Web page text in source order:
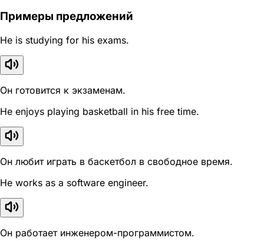
Примеры предложений
He is studying for his exams.
Он готовится к экзаменам.
He enjoys playing basketball in his free time.
Он любит играть в баскетбол в свободное время.
He works as a software engineer.
Он работает инженером-программистом.